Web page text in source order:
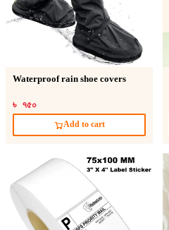
Waterproof rain shoe covers
৳ ৭৫০
Add to cart